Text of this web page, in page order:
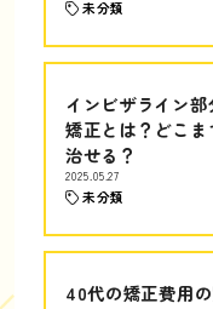
未分類
インビザライン部
矯正とは？どこま
治せる？
2025.05.27
未分類
40代の矯正費用